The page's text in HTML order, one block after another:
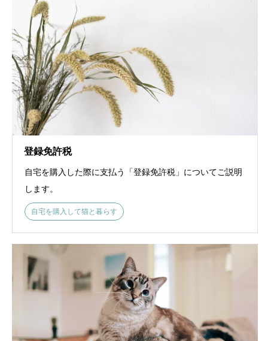
登録免許税
自宅を購入した際に支払う「登録免許税」についてご説明
します。
自宅を購入して猫と暮らす